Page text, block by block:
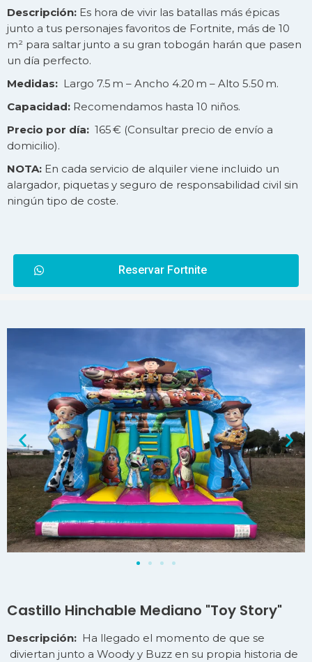
Descripción: Es hora de vivir las batallas más épicas
junto a tus personajes favoritos de Fortnite, más de 10
m² para saltar junto a su gran tobogán harán que pasen
un día perfecto.
Medidas: Largo 7.5 m – Ancho 4.20 m – Alto 5.50 m.
Capacidad: Recomendamos hasta 10 niños.
Precio por día: 165 € (Consultar precio de envío a
domicilio).
NOTA: En cada servicio de alquiler viene incluido un
alargador, piquetas y seguro de responsabilidad civil sin
ningún tipo de coste.
Reservar Fortnite
Castillo Hinchable Mediano "Toy Story"
Descripción: Ha llegado el momento de que se
diviertan junto a Woody y Buzz en su propia historia de